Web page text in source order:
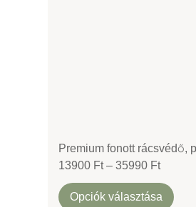
Premium fonott rácsvédő,
13900 Ft – 35990 Ft
Opciók választása